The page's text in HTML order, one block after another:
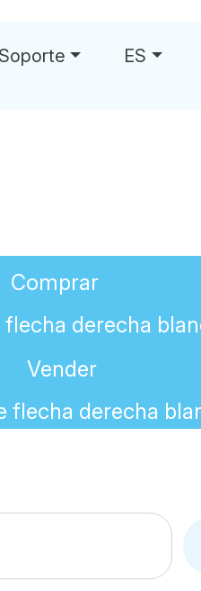
Soporte ES
Comprar
Vender